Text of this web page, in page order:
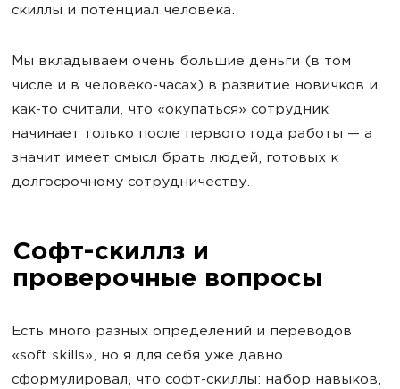
скиллы и потенциал человека.
Мы вкладываем очень большие деньги (в том
числе и в человеко-часах) в развитие новичков и
как-то считали, что «окупаться» сотрудник
начинает только после первого года работы — а
значит имеет смысл брать людей, готовых к
долгосрочному сотрудничеству.
Софт-скиллз и
проверочные вопросы
Есть много разных определений и переводов
«soft skills», но я для себя уже давно
сформулировал, что софт-скиллы: набор навыков,